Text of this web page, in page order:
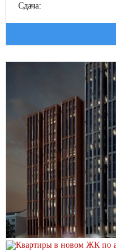
Сдача: